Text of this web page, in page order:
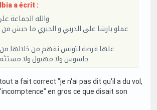
a écrit :
والله الجماعة
عملو بارشا على الدربي و الجبري ما حبش.من
علها فرصة لتونس نفهم من خلالها
جاسوس ولا مهبول ولا
a fait correct "je n'ai pas dit qu'il a du vol,
en gros ce que disait son